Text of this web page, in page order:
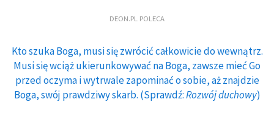
DEON.PL POLECA
Kto szuka Boga, musi się zwrócić całkowicie do wewnątrz.
Musi się wciąż ukierunkowywać na Boga, zawsze mieć Go
przed oczyma i wytrwale zapominać o sobie, aż znajdzie
Boga, swój prawdziwy skarb. (Sprawdź:Rozwój duchowy)